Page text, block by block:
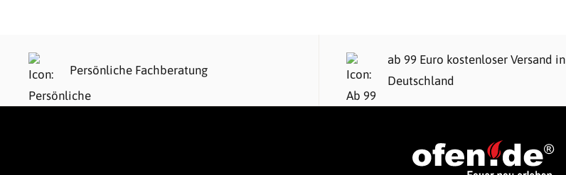
Persönliche Fachberatung
ab 99 Euro kostenloser Versand in
Deutschland